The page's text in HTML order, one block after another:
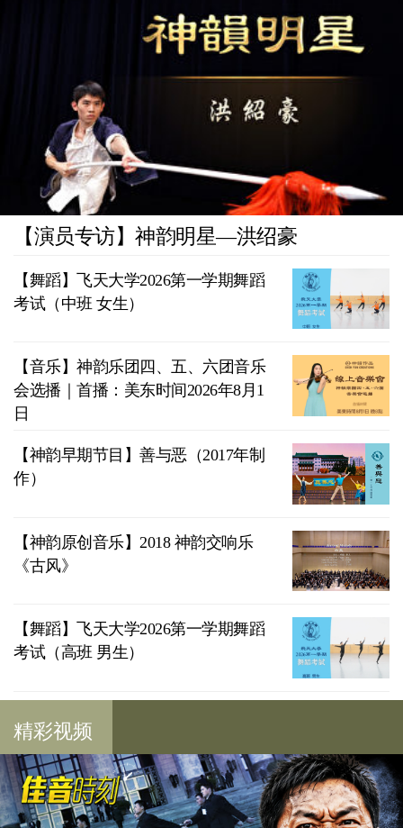
【演员专访】神韵明星—洪绍豪
【舞蹈】飞天大学2026第一学期舞蹈
考试（中班 女生）
【音乐】神韵乐团四、五、六团音乐
会选播｜首播：美东时间2026年8月1
日
【神韵早期节目】善与恶（2017年制
作）
【神韵原创音乐】2018 神韵交响乐
《古风》
【舞蹈】飞天大学2026第一学期舞蹈
考试（高班 男生）
精彩视频